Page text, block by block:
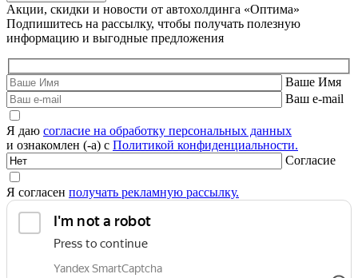
Акции, скидки и новости от автохолдинга «Оптима»
Подпишитесь на рассылку, чтобы получать полезную
информацию и выгодные предложения
Ваше Имя
Ваш e-mail
Я даю согласие на обработку персональных данных
и ознакомлен (-а) с Политикой конфиденциальности.
Согласие
Я согласен получать рекламную рассылку.